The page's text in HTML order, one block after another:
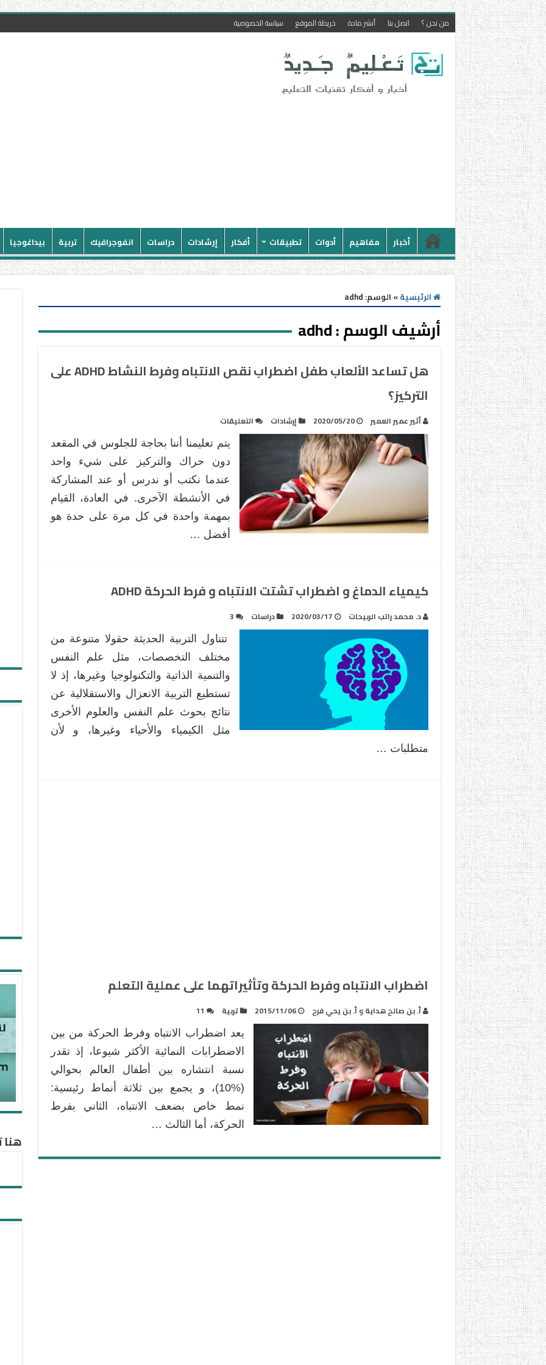
من نحن ؟ اتصل بنا أنشر مادة خريطة الموقع سياسة الخصوصية
أخبار مفاهيم أدوات تطبيقات أفكار إرشادات دراسات انفوجرافيك تربية بيداغوجيا
الرئيسية» الوسم: adhd
أرشيف الوسم :adhd
هل تساعد الألعاب طفل اضطراب نقص الانتباه وفرط النشاط ADHD على
التركيز؟
أثير عمير العمير 2020/05/20 إرشادات التعليقات
تساعد
الألعاب
طفل
اضطراب
نقص
الانتباه
وفرط
التركيز؟
مغلقة
يتم تعليمنا أننا بحاجة للجلوس في المقعد
دون حراك والتركيز على شيء واحد
عندما نكتب أو ندرس أو عند المشاركة
في الأنشطة الآخرى. في العادة، القيام
بمهمة واحدة في كل مرة على حدة هو
أفضل …
كيمياء الدماغ و اضطراب تشتت الانتباه و فرط الحركة ADHD
د. محمد راتب الربيحات 2020/03/17 دراسات 3
تتناول التربية الحديثة حقولا متنوعة من
مختلف التخصصات، مثل علم النفس
والتنمية الذاتية والتكنولوجيا وغيرها، إذ لا
تستطيع التربية الانعزال والاستقلالية عن
نتائج بحوث علم النفس والعلوم الأخرى
مثل الكيمياء والأحياء وغيرها، و لأن
متطلبات …
اضطراب الانتباه وفرط الحركة وتأثيراتهما على عملية التعلم
أ. بن صالح هداية و أ. بن يحي فرح 2015/11/06 تربية 11
يعد اضطراب الانتباه وفرط الحركة من بين
الاضطرابات النمائية الأكثر شيوعا، إذ تقدر
نسبة انتشاره بين أطفال العالم بحوالي
(%10)، و يجمع بين ثلاثة أنماط رئيسية:
نمط خاص بضعف الانتباه، الثاني بفرط
الحركة، أما الثالث …
هنا